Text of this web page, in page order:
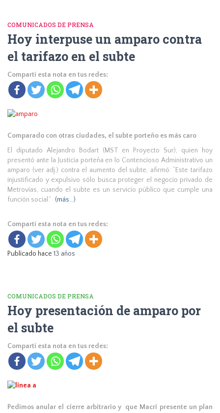
COMUNICADOS DE PRENSA
Hoy interpuse un amparo contra
el tarifazo en el subte
Compartí esta nota en tus redes:
Comparado con otras ciudades, el subte porteño es más caro
El diputado Alejandro Bodart (MST en Proyecto Sur), quien hoy
presentó ante la Justicia porteña en lo Contencioso Administrativo un
amparo (ver adj.) contra el aumento del subte, afirmó: “Este tarifazo
injustificado y expulsivo sólo busca proteger el negocio privado de
Metrovías, cuando el subte es un servicio público que cumple una
función social.”
(más…)
Compartí esta nota en tus redes:
Publicado hace 13 años
COMUNICADOS DE PRENSA
Hoy presentación de amparo por
el subte
Compartí esta nota en tus redes:
Pedimos anular el cierre arbitrario y que Macri presente un plan